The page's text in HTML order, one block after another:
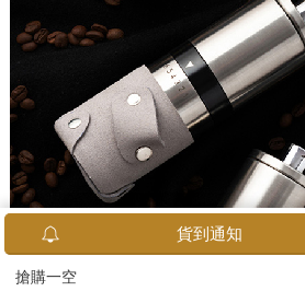
貨到通知
搶購一空